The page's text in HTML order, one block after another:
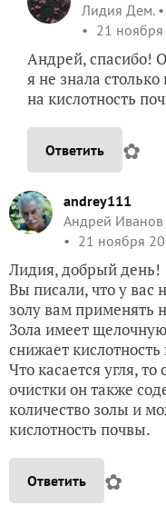
Лидия Дем.
21
Андрей, спасибо!
я не знала
на кислотность
Ответить ✿
andrey111
Андрей Иванов
21 ноября
Лидия, добрый день!
Вы писали, что у вас
золу вам применять
Зола имеет
снижает
Что касается угля,
очистки он также
количество золы и
кислотность почвы.
Ответить ✿